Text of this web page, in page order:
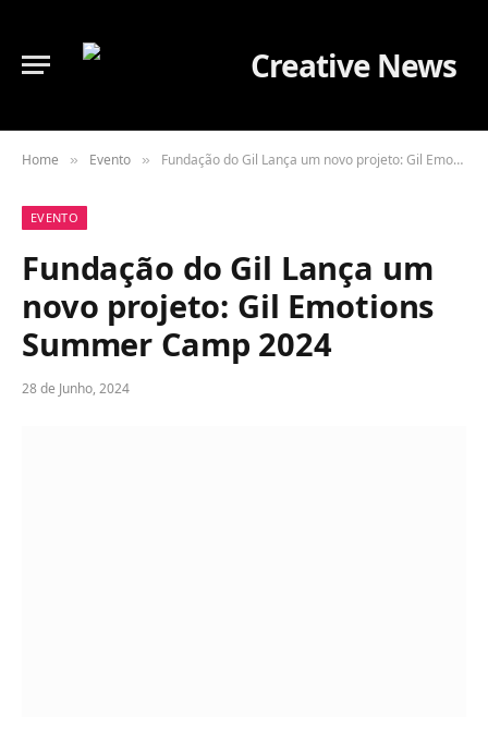
Home » Evento » Fundação do Gil Lança um novo projeto: Gil Emotions Summer Camp 2024
EVENTO
Fundação do Gil Lança um
novo projeto: Gil Emotions
Summer Camp 2024
28 de Junho, 2024